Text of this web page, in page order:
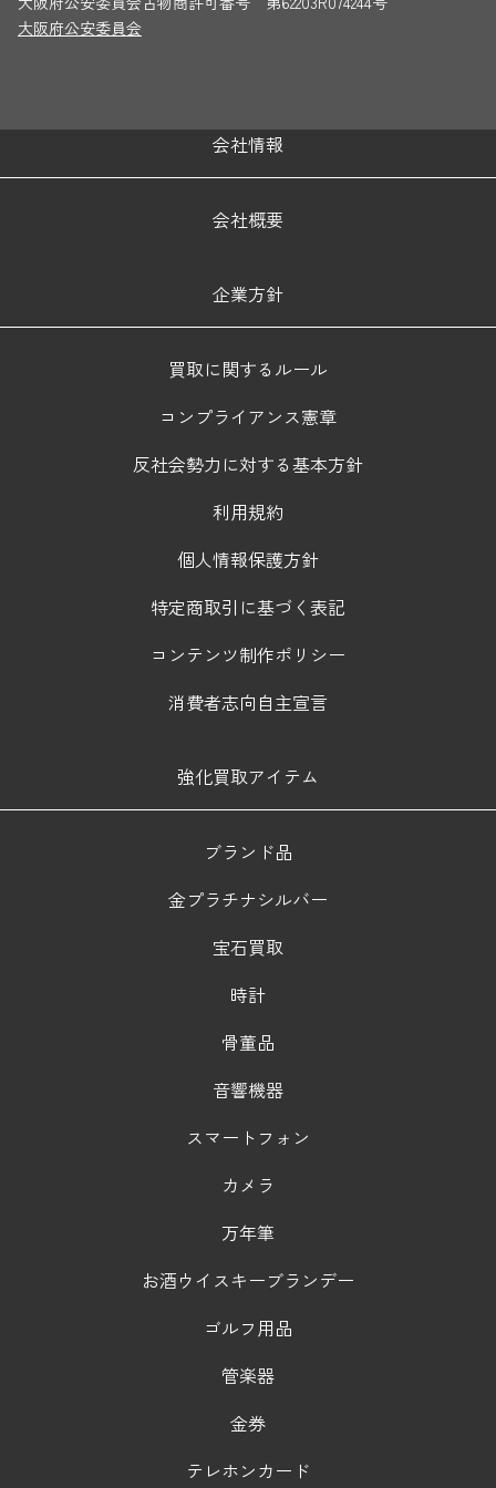
大阪府公安委員会
会社情報
会社概要
企業方針
買取に関するルール
コンプライアンス憲章
反社会勢力に対する基本方針
利用規約
個人情報保護方針
特定商取引に基づく表記
コンテンツ制作ポリシー
消費者志向自主宣言
強化買取アイテム
ブランド品
金プラチナシルバー
宝石買取
時計
骨董品
音響機器
スマートフォン
カメラ
万年筆
お酒ウイスキーブランデー
ゴルフ用品
管楽器
金券
テレホンカード